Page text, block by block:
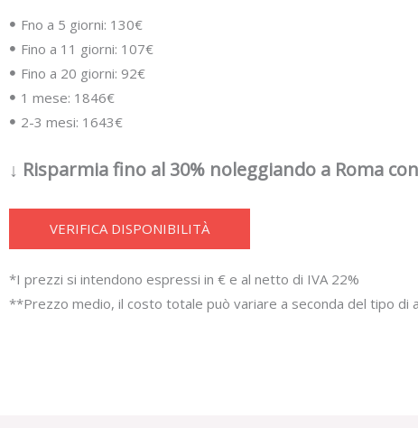
Fno a 5 giorni: 130€
Fino a 11 giorni: 107€
Fino a 20 giorni: 92€
1 mese: 1846€
2-3 mesi: 1643€
↓ Risparmia fino al 30% noleggiando a Roma
VERIFICA DISPONIBILITÀ
*I prezzi si intendono espressi in € e al netto di IVA 22%
**Prezzo medio, il costo totale può variare a seconda del tipo di